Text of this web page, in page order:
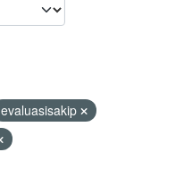
evaluasisakip